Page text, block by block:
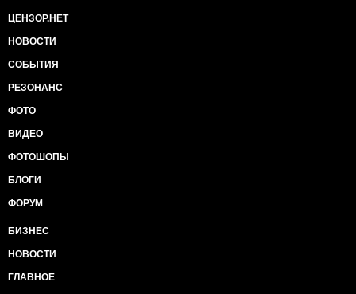
ЦЕНЗОР.НЕТ
НОВОСТИ
СОБЫТИЯ
РЕЗОНАНС
ФОТО
ВИДЕО
ФОТОШОПЫ
БЛОГИ
ФОРУМ
БИЗНЕС
НОВОСТИ
ГЛАВНОЕ